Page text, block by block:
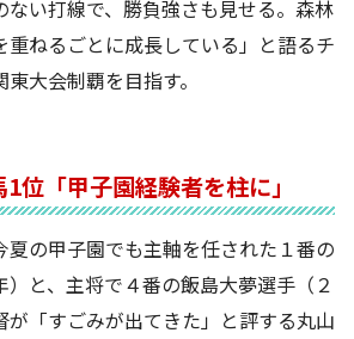
ない打線で、勝負強さも見せる。森林
重ねるごとに成長している」と語るチ
大会制覇を目指す。
位「甲子園経験者を柱に」
の甲子園でも主軸を任された１番の
と、主将で４番の飯島大夢選手（２
が「すごみが出てきた」と評する丸山